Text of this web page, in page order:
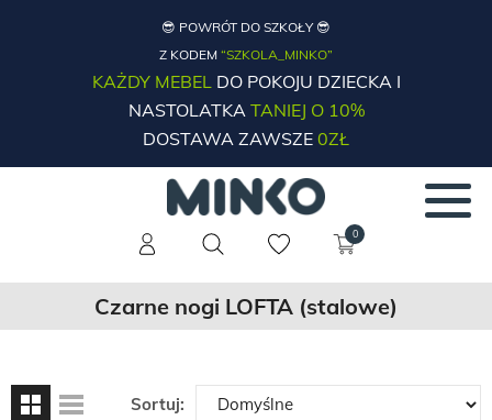
😎 POWRÓT DO SZKOŁY 😎
Z KODEM “SZKOLA_MINKO”
KAŻDY MEBELDO POKOJU DZIECKA I
NASTOLATKATANIEJ O 10%
DOSTAWA ZAWSZE 0ZŁ
0
Czarne nogi LOFTA (stalowe)
Sortuj: